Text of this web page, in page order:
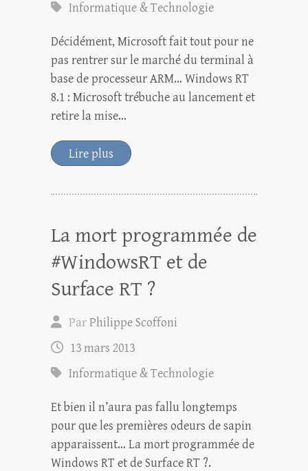
Informatique & Technologie
Décidément, Microsoft fait tout pour ne
pas rentrer sur le marché du terminal à
base de processeur ARM… Windows RT
8.1 : Microsoft trébuche au lancement et
retire la mise…
Lire plus
La mort programmée de
#WindowsRT et de
Surface RT ?
ParPhilippe Scoffoni
13 mars 2013
Informatique & Technologie
Et bien il n’aura pas fallu longtemps
pour que les premières odeurs de sapin
apparaissent… La mort programmée de
Windows RT et de Surface RT ?.